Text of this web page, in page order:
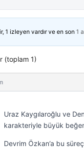
1 izleyen vardır ve en son 1
(toplam 1)
Uraz Kaygılaroğlu ve
karakteriyle büyük
Devrim Özkan’a bu